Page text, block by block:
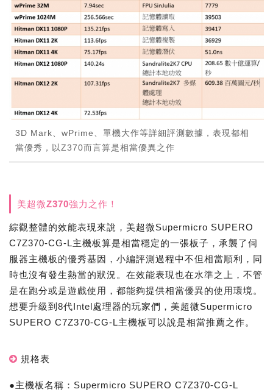
3D Mark、wPrime、單機大作等詳細評測數據，表現都相
當優秀，以Z370而言算是相當優異之作
美超微Z370強力之作！
綜觀整體的效能表現來說，美超微Supermicro SUPERO
C7Z370-CG-L主機板算是相當穩定的一張板子，承襲了伺
服器主機板的優秀基因，小編評測過程中不但相當順利，同
時也沒有發生熱當的狀況。在效能表現也在水準之上，不管
是在跑分或是遊戲使用，都能夠提供相當優異的使用環境。
想要升級到8代Intel處理器的玩家們，美超微Supermicro
SUPERO C7Z370-CG-L主機板可以說是相當推薦之作。
規格表
●主機板名稱：Supermicro SUPERO C7Z370-CG-L